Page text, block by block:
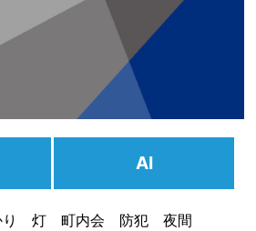
AI
り 灯 町内会 防犯 夜間